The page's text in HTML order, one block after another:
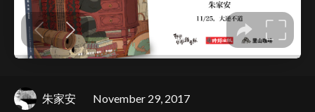
朱家安 November 29, 2017